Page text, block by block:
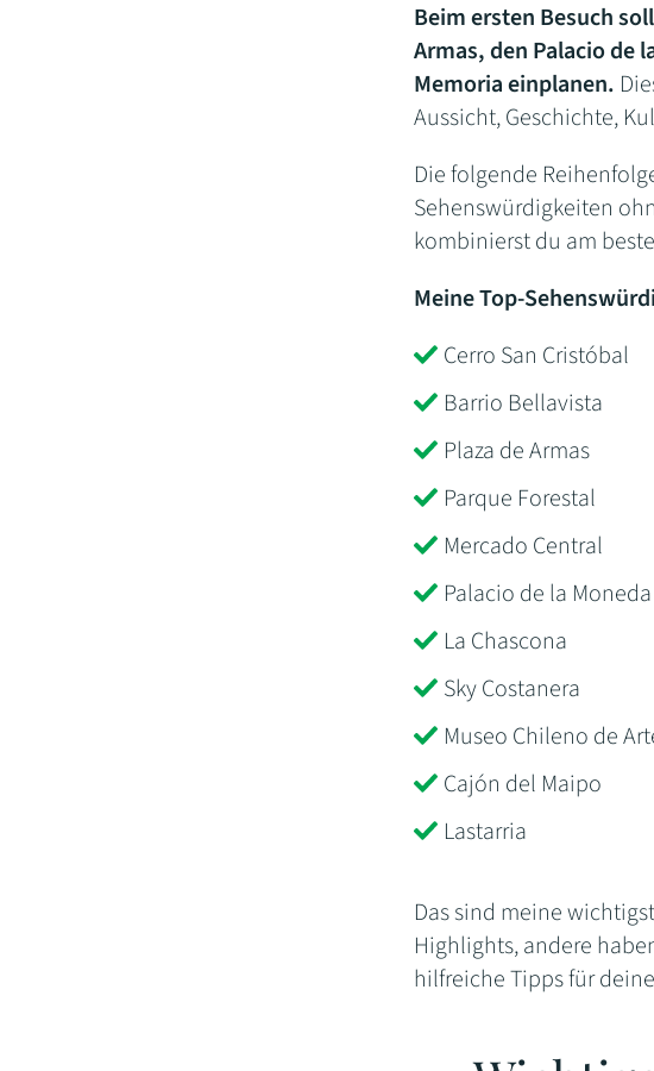
Beim ersten Besuch
Armas, den Palacio de
Memoria einplanen.
Aussicht, Geschichte,
Die folgende
Sehenswürdigkeiten
kombinierst du am
Meine Top-
Cerro San Cristóbal
Barrio Bellavista
Plaza de Armas
Parque Forestal
Mercado Central
Palacio de la Moneda
La Chascona
Sky Costanera
Museo Chileno de
Cajón del Maipo
Lastarria
Das sind meine
Highlights, andere
hilfreiche Tipps für